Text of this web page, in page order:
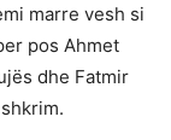
marre vesh si
pos Ahmet
dhe Fatmir